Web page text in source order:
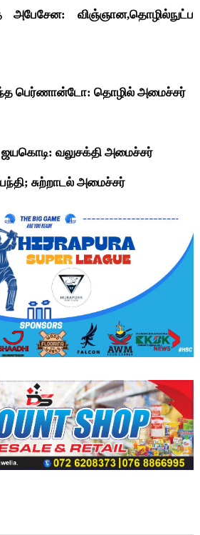
அபேசேன: விஞ்ஞான,தொழில்நுட்ப
பெர்ணான்டோ: தொழில் அமைச்சர்
ஜயகொடி: வலுசக்தி அமைச்சர்
சுற்றாடல் அமைச்சர்